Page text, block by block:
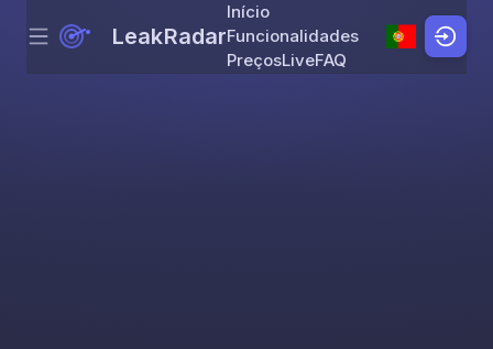
Skip to content
Menu LeakRadar
Início
Funcionalidades
PreçosLiveFAQ